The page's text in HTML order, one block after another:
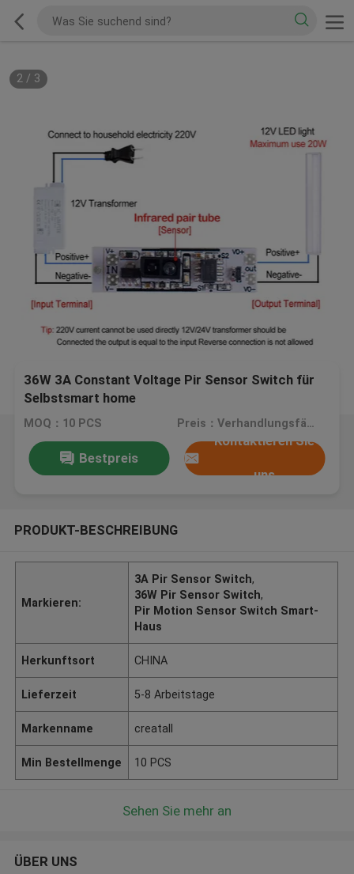
2/ 3
36W 3A Constant Voltage Pir Sensor Switch für
Selbstsmart home
MOQ：10 PCS Preis：Verhandlungsfähig
Bestpreis
Kontaktieren Sie
uns
PRODUKT-BESCHREIBUNG
Markieren:
3A Pir Sensor Switch,
36W Pir Sensor Switch,
Pir Motion Sensor Switch Smart-
Haus
Herkunftsort CHINA
Lieferzeit 5-8 Arbeitstage
Markenname creatall
Min Bestellmenge 10 PCS
Sehen Sie mehr an
ÜBER UNS